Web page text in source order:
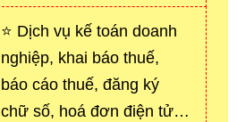
⭐ Dịch vụ kế toán doanh
nghiệp, khai báo thuế,
báo cáo thuế, đăng ký
chữ số, hoá đơn điện tử…